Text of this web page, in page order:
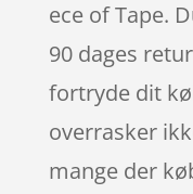
ece of Tape.
90 dages
fortryde dit
overrasker
mange der